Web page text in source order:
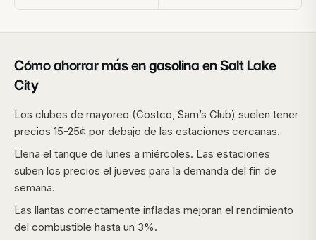
Cómo ahorrar más en gasolina enSalt Lake
City
Los clubes de mayoreo (Costco, Sam’s Club) suelen tener
precios 15-25¢ por debajo de las estaciones cercanas.
Llena el tanque de lunes a miércoles. Las estaciones
suben los precios el jueves para la demanda del fin de
semana.
Las llantas correctamente infladas mejoran el rendimiento
del combustible hasta un 3%.